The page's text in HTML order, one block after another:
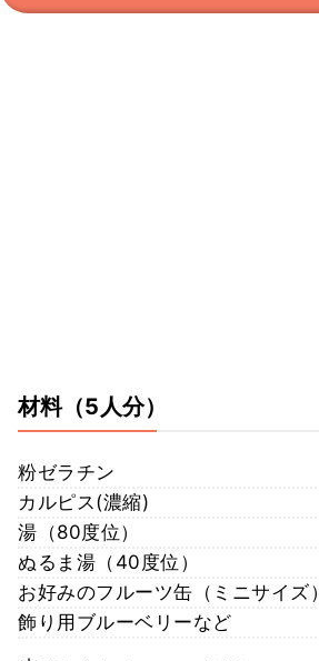
材料（5人分）
粉ゼラチン
カルピス(濃縮)
湯（80度位）
ぬるま湯（40度位）
お好みのフルーツ缶（ミニサイズ）
飾り用ブルーベリーなど